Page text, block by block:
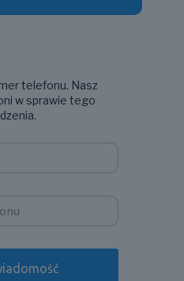
telefonu. Nasz
w sprawie tego